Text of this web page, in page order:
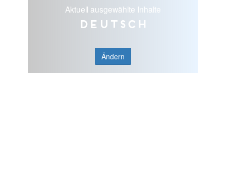
Aktuell ausgewählte Inhalte
Deutsch
Ändern